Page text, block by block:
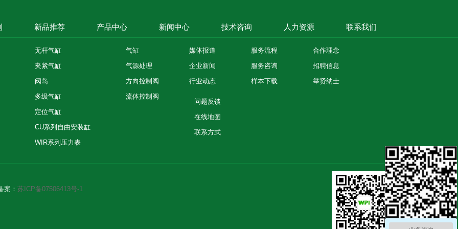
新品推荐 产品中心 新闻中心 技术咨询 人力资源 联系我们
无杆气缸
夹紧气缸
阀岛
多级气缸
定位气缸
CU系列自由安装缸
WIR系列压力表
气缸
气源处理
方向控制阀
流体控制阀
媒体报道
企业新闻
行业动态
服务流程
服务咨询
样本下载
合作理念
招聘信息
举贤纳士
问题反馈
在线地图
联系方式
案： 苏ICP备07506413号-1